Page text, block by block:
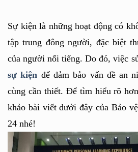
Sự kiện là những hoạt động có
tập trung đông người, đặc biệt
của người nổi tiếng. Do đó, việc
sự kiện để đảm bảo vấn đề an
cùng cần thiết. Để tìm hiểu rõ
khảo bài viết dưới đây của Bảo
24 nhé!